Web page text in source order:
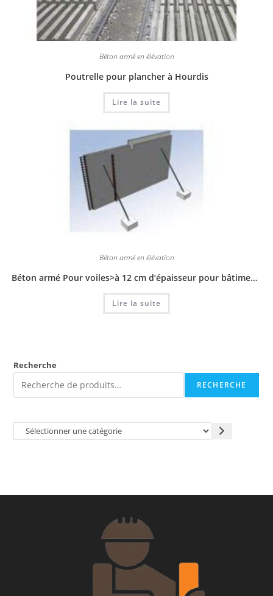
Béton armé en élévation
Poutrelle pour plancher à Hourdis
Lire la suite
Béton armé en élévation
Béton armé Pour voiles>à 12 cm d’épaisseur pour bâtiments, y compris réservations toute ouverture
Lire la suite
Recherche
RECHERCHE